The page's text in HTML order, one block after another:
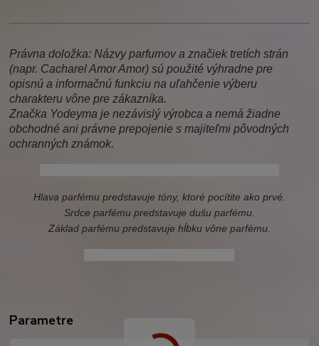
Právna doložka: Názvy parfumov a značiek tretích strán
(napr. Cacharel Amor Amor) sú použité výhradne pre
opisnú a informačnú funkciu na uľahčenie výberu
charakteru vône pre zákazníka.
Značka Yodeyma je nezávislý výrobca a nemá žiadne
obchodné ani právne prepojenie s majiteľmi pôvodných
ochranných známok.
Hlava parfému predstavuje tóny, ktoré pocítite ako prvé.
Srdce parfému predstavuje dušu parfému.
Základ parfému predstavuje hĺbku vône parfému.
Parametre